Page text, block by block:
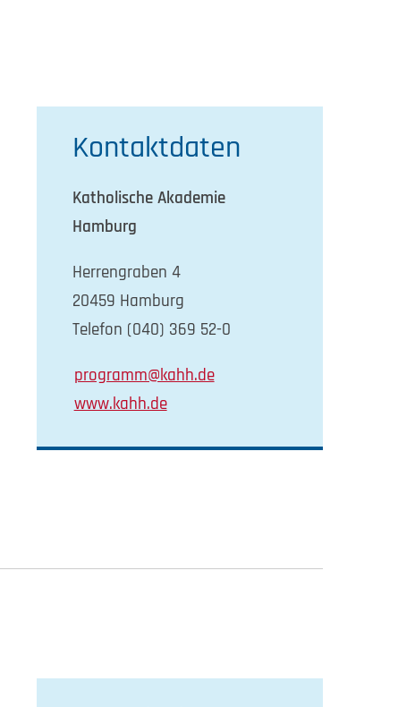
Kontaktdaten
Katholische Akademie
Hamburg
Herrengraben 4
20459 Hamburg
Telefon (040) 369 52-0
programm@kahh.de
www.kahh.de